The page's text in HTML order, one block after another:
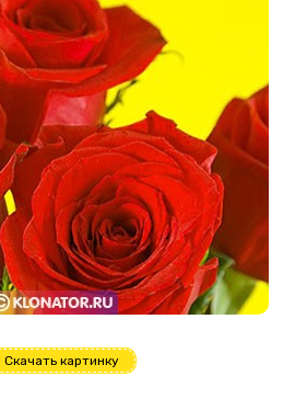
Скачать картинку